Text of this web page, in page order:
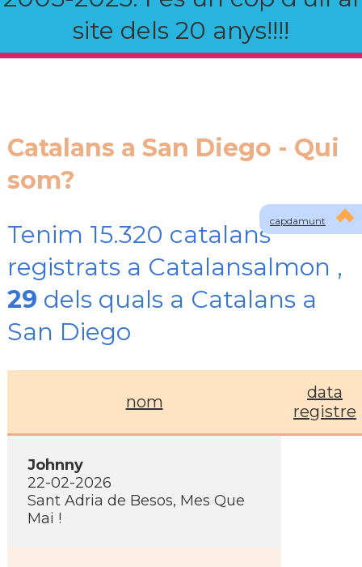
site dels 20 anys!!!!
capdamunt
Catalans a San Diego - Qui
som?
Tenim 15.320 catalans
registrats a Catalansalmon ,
29 dels quals a Catalans a
San Diego
nom
data
registre
Johnny
22-02-2026
Sant Adria de Besos, Mes Que
Mai !